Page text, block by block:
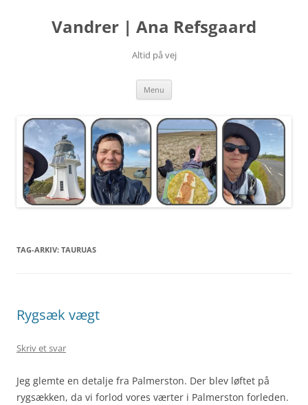
Vandrer | Ana Refsgaard
Altid på vej
Menu
TAG-ARKIV: TAURUAS
Rygsæk vægt
Skriv et svar
Jeg glemte en detalje fra Palmerston. Der blev løftet på
rygsækken, da vi forlod vores værter i Palmerston forleden.